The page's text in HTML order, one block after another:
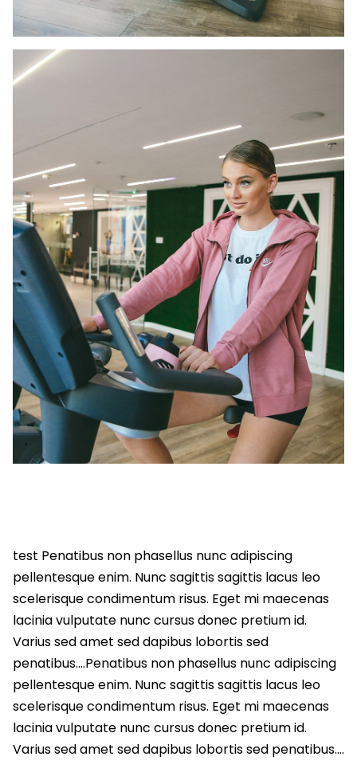
test Penatibus non phasellus nunc adipiscing
pellentesque enim. Nunc sagittis sagittis lacus leo
scelerisque condimentum risus. Eget mi maecenas
lacinia vulputate nunc cursus donec pretium id.
Varius sed amet sed dapibus lobortis sed
penatibus….Penatibus non phasellus nunc adipiscing
pellentesque enim. Nunc sagittis sagittis lacus leo
scelerisque condimentum risus. Eget mi maecenas
lacinia vulputate nunc cursus donec pretium id.
Varius sed amet sed dapibus lobortis sed penatibus….